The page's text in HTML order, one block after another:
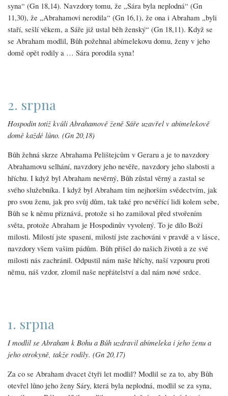
syna“ (Gn 18,14). Navzdory tomu, že „Sára byla neplodná“ (Gn
11,30), že „Abrahamovi nerodila“ (Gn 16,1), že ona i Abraham „byli
staří, sešlí věkem, a Sáře již ustal běh ženský“ (Gn 18,11). Když se
se Abraham modlil, Bůh požehnal abímelekovu domu, ženy v jeho
domě opět rodily a … Sára porodila syna!
2. srpna
Hospodin totiž kvůli Abrahamově ženě Sáře uzavřel v abímelekově
domě každé lůno. (Gn 20,18)
Bůh žehná skrze Abrahama Pelištejcům v Geraru a je to navzdory
Abrahamovu selhání, navzdory jeho nevěře, navzdory jeho slabosti a
hříchu. I když byl Abraham nevěrný, Bůh zůstal věrný a zastal se
svého služebníka. I když byl Abraham tím nejhorším svědectvím, jak
pro svou ženu, jak pro svůj dům, tak také pro nevěřící lidi kolem sebe,
Bůh se k němu přiznává, protože si ho zamiloval před stvořením
světa, protože Abraham je Hospodinův vyvolený. To je dílo Boží
milosti. Milostí jste spaseni, milostí jste zachováni v pravdě a v lásce,
navzdory všem vašim pádům. Bůh přišel do našich životů a ze své
milosti nás zachránil. Odpustil nám naše hříchy, naší vzpouru proti
němu, náš vzdor, zlomil naše nepřátelství a dal nám nové srdce.
1. srpna
I modlil se Abraham k Bohu a Bůh uzdravil abímeleka i jeho ženu a
jeho otrokyně, takže rodily. (Gn 20,17)
Za co se Abraham dvacet čtyři let modlil? Modlil se za to, aby Bůh
otevřel lůno jeho ženy Sáry, která byla neplodná, modlil se za syna,